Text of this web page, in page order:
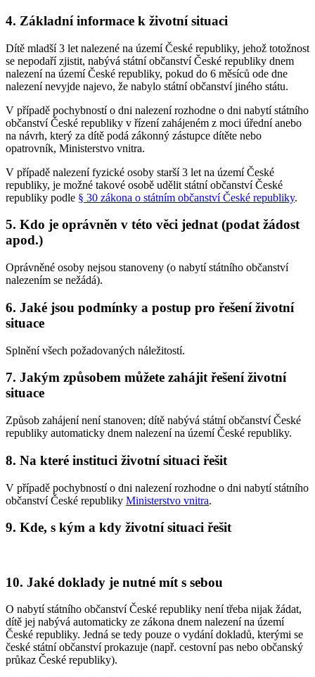
4. Základní informace k životní situaci
Dítě mladší 3 let nalezené na území České republiky, jehož totožnost
se nepodaří zjistit, nabývá státní občanství České republiky dnem
nalezení na území České republiky, pokud do 6 měsíců ode dne
nalezení nevyjde najevo, že nabylo státní občanství jiného státu.
V případě pochybností o dni nalezení rozhodne o dni nabytí státního
občanství České republiky v řízení zahájeném z moci úřední anebo
na návrh, který za dítě podá zákonný zástupce dítěte nebo
opatrovník, Ministerstvo vnitra.
V případě nalezení fyzické osoby starší 3 let na území České
republiky, je možné takové osobě udělit státní občanství České
republiky podle § 30 zákona o státním občanství České republiky.
5. Kdo je oprávněn v této věci jednat (podat žádost
apod.)
Oprávněné osoby nejsou stanoveny (o nabytí státního občanství
nalezením se nežádá).
6. Jaké jsou podmínky a postup pro řešení životní
situace
Splnění všech požadovaných náležitostí.
7. Jakým způsobem můžete zahájit řešení životní
situace
Způsob zahájení není stanoven; dítě nabývá státní občanství České
republiky automaticky dnem nalezení na území České republiky.
8. Na které instituci životní situaci řešit
V případě pochybností o dni nalezení rozhodne o dni nabytí státního
občanství České republiky Ministerstvo vnitra.
9. Kde, s kým a kdy životní situaci řešit
10. Jaké doklady je nutné mít s sebou
O nabytí státního občanství České republiky není třeba nijak žádat,
dítě jej nabývá automaticky ze zákona dnem nalezení na území
České republiky. Jedná se tedy pouze o vydání dokladů, kterými se
české státní občanství prokazuje (např. cestovní pas nebo občanský
průkaz České republiky).